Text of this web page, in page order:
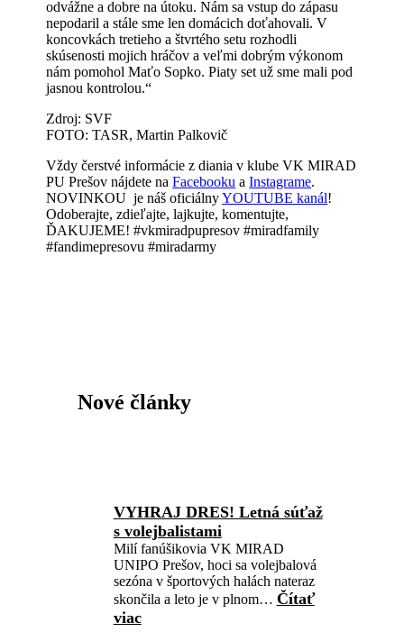
odvážne a dobre na útoku. Nám sa vstup do zápasu
nepodaril a stále sme len domácich doťahovali. V
koncovkách tretieho a štvrtého setu rozhodli
skúsenosti mojich hráčov a veľmi dobrým výkonom
nám pomohol Maťo Sopko. Piaty set už sme mali pod
jasnou kontrolou.“
Zdroj: SVF
FOTO: TASR, Martin Palkovič
Vždy čerstvé informácie z diania v klube VK MIRAD
PU Prešov nájdete naFacebooku aInstagrame.
NOVINKOU je náš oficiálnyYOUTUBE kanál!
Odoberajte, zdieľajte, lajkujte, komentujte,
ĎAKUJEME! #vkmiradpupresov #miradfamily
#fandimepresovu #miradarmy
Nové články
VYHRAJ DRES! Letná súťaž
s volejbalistami
Milí fanúšikovia VK MIRAD
UNIPO Prešov, hoci sa volejbalová
sezóna v športových halách nateraz
skončila a leto je v plnom… Čítať
viac